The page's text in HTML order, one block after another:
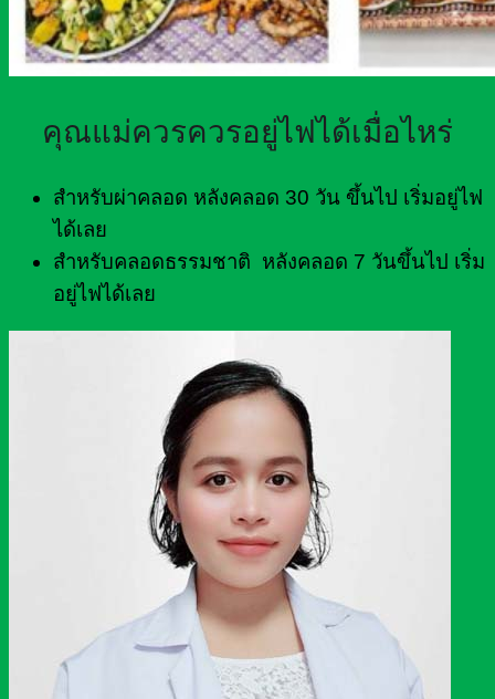
คุณแม่ควรควรอยู่ไฟได้เมื่อไหร่
สำหรับผ่าคลอด หลังคลอด 30 วัน ขึ้นไป เริ่มอยู่ไฟ
ได้เลย
สำหรับคลอดธรรมชาติ หลังคลอด 7 วันขึ้นไป เริ่ม
อยู่ไฟได้เลย